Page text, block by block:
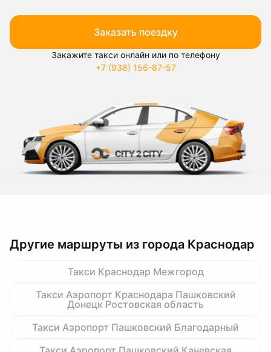
Заказать поездку
Закажите такси онлайн или по телефону
+7 (938) 156-87-57
Другие маршруты из города Краснодар
Такси Краснодар Межгород
Такси Аэропорт Краснодара Пашковский
Донецк Ростовская область
Такси Аэропорт Пашковский Благодарный